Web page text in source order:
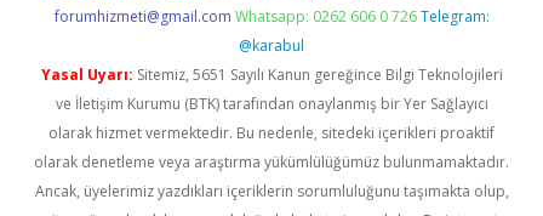
forumhizmeti@gmail.com Whatsapp: 0262 606 0 726 Telegram:
@karabul
Yasal Uyarı: Sitemiz, 5651 Sayılı Kanun gereğince Bilgi Teknolojileri
ve İletişim Kurumu (BTK) tarafından onaylanmış bir Yer Sağlayıcı
olarak hizmet vermektedir. Bu nedenle, sitedeki içerikleri proaktif
olarak denetleme veya araştırma yükümlülüğümüz bulunmamaktadır.
Ancak, üyelerimiz yazdıkları içeriklerin sorumluluğunu taşımakta olup,